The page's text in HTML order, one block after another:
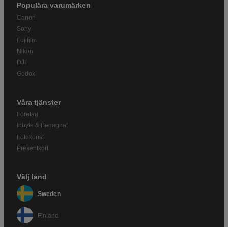
Populära varumärken
Canon
Sony
Fujifilm
Nikon
DJI
Godox
Våra tjänster
Företag
Inbyte & Begagnat
Fotokonst
Presentkort
Välj land
Sweden
Finland